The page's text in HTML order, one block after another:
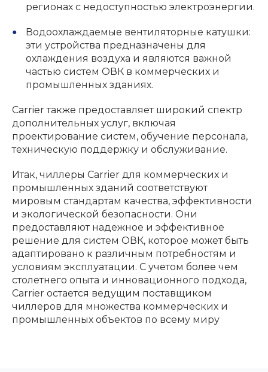
регионах с недоступностью электроэнергии.
Водоохлаждаемые вентиляторные катушки:
эти устройства предназначены для
охлаждения воздуха и являются важной
частью систем ОВК в коммерческих и
промышленных зданиях.
Carrier также предоставляет широкий спектр
дополнительных услуг, включая
проектирование систем, обучение персонала,
техническую поддержку и обслуживание.
Итак, чиллеры Carrier для коммерческих и
промышленных зданий соответствуют
мировым стандартам качества, эффективности
и экологической безопасности. Они
предоставляют надежное и эффективное
решение для систем ОВК, которое может быть
адаптировано к различным потребностям и
условиям эксплуатации. С учетом более чем
столетнего опыта и инновационного подхода,
Carrier остается ведущим поставщиком
чиллеров для множества коммерческих и
промышленных объектов по всему миру